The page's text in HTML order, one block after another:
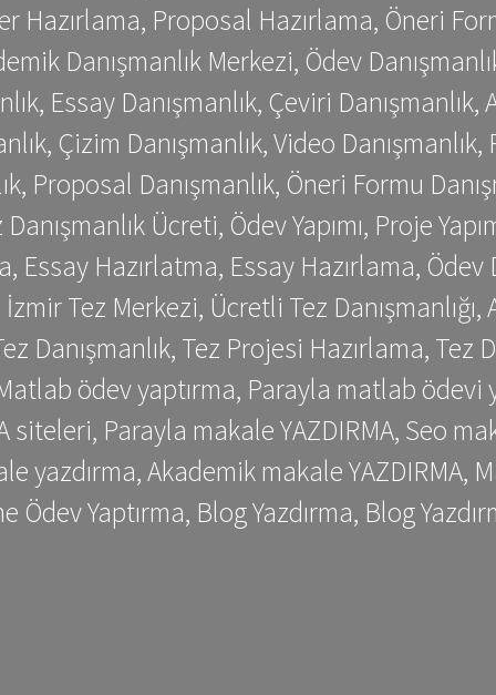
Hazırlama, Proposal Hazırlama, Öneri
Danışmanlık Merkezi, Ödev
Essay Danışmanlık, Çeviri
Çizim Danışmanlık, Video
Proposal Danışmanlık, Öneri Formu
Ücreti, Ödev Yapımı, Proje
Essay Hazırlatma, Essay Hazırlama, Ödev
Tez Merkezi, Ücretli Tez
Danışmanlık, Tez Projesi Hazırlama, Tez
ödev yaptırma, Parayla matlab ödevi
siteleri, Parayla makale YAZDIRMA, Seo
yazdırma, Akademik makale YAZDIRMA,
Ödev Yaptırma, Blog Yazdırma, Blog